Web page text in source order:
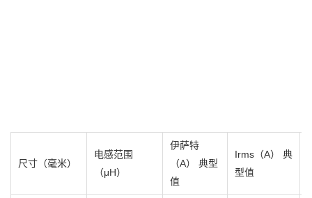
尺寸（毫米）
电感范围
（μH）
伊萨特
（A）
典型
值
Irms （A）
典
型值